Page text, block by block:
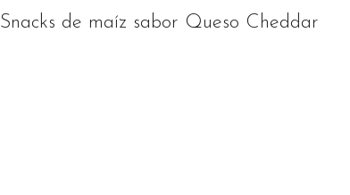
Snacks de maíz sabor Queso Cheddar